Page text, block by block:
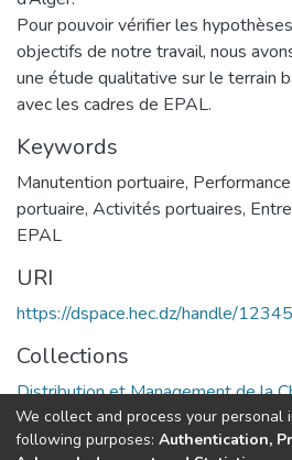
Pour pouvoir vérifier les
objectifs de notre travail, nous
une étude qualitative sur le terrain
avec les cadres de EPAL.
Keywords
Manutention portuaire,
portuaire, Activités portuaires,
EPAL
URI
https://dspace.hec.dz/handle/
Collections
Distribution et Management de la
Full item page
We collect and process your personal
following purposes: Authentication,